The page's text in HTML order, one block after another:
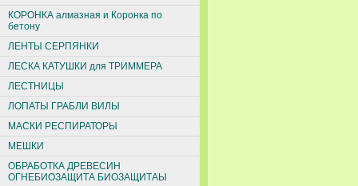
КОРОНКА алмазная и Коронка по
бетону
ЛЕНТЫ СЕРПЯНКИ
ЛЕСКА КАТУШКИ для ТРИММЕРА
ЛЕСТНИЦЫ
ЛОПАТЫ ГРАБЛИ ВИЛЫ
МАСКИ РЕСПИРАТОРЫ
МЕШКИ
ОБРАБОТКА ДРЕВЕСИН
ОГНЕБИОЗАЩИТА БИОЗАЩИТАЫ